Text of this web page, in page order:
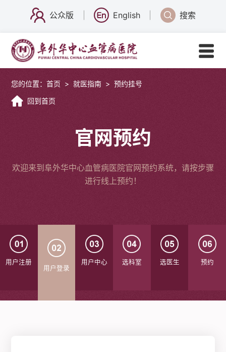
公众版 English 搜索
您的位置：首页 > 就医指南 > 预约挂号
回到首页
官网预约
欢迎来到阜外华中心血管病医院官网预约系统，请按步骤
进行线上预约！
用户注册
用户登录
用户中心 选科室 选医生 预约